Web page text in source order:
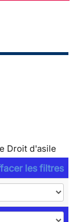
Droit d'asile
les filtres